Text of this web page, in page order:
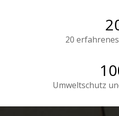
20
Umweltschutz